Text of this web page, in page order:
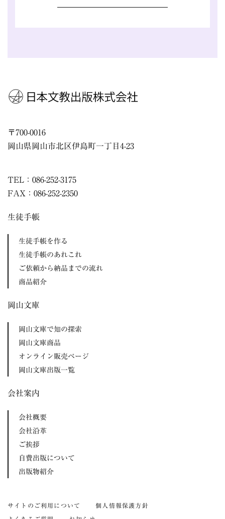
〒700-0016
岡山県岡山市北区伊島町一丁目4-23
TEL：086-252-3175
FAX：086-252-2350
生徒手帳
生徒手帳を作る
生徒手帳のあれこれ
ご依頼から納品までの流れ
商品紹介
岡山文庫
岡山文庫で知の探索
岡山文庫商品
オンライン販売ページ
岡山文庫出版一覧
会社案内
会社概要
会社沿革
ご挨拶
自費出版について
出版物紹介
サイトのご利用について 個人情報保護方針